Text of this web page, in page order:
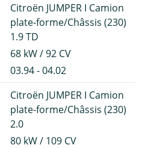
Citroën JUMPER I Camion
plate-forme/Châssis (230)
1.9 TD
68 kW / 92 CV
03.94 - 04.02
Citroën JUMPER I Camion
plate-forme/Châssis (230)
2.0
80 kW / 109 CV